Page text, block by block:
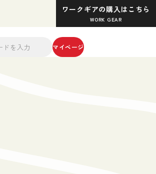
ワークギアの購入はこちら
WORK GEAR
マイページ